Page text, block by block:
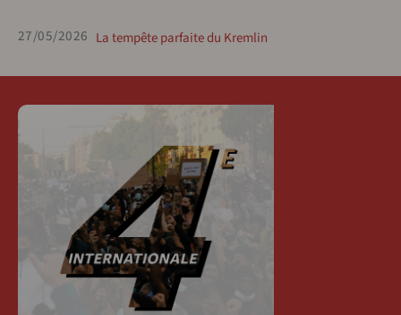
27/05/2026 La tempête parfaite du Kremlin